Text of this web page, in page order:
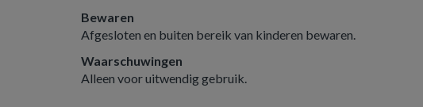
Bewaren
Afgesloten en buiten bereik van kinderen bewaren.
Waarschuwingen
Alleen voor uitwendig gebruik.